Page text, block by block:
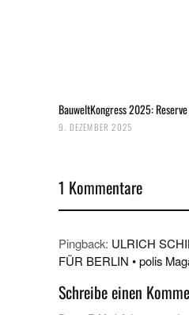
BauweltKongress 2025: Reserve
9. DEZEMBER 2025
1 Kommentare
Pingback: ULRICH
FÜR BERLIN • polis
Schreibe einen